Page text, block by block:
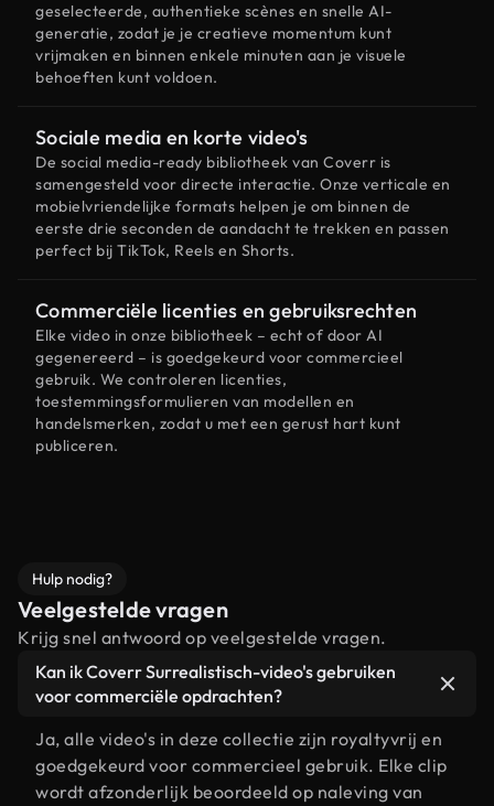
geselecteerde, authentieke scènes en snelle AI-
generatie, zodat je je creatieve momentum kunt
vrijmaken en binnen enkele minuten aan je visuele
behoeften kunt voldoen.
Sociale media en korte video's
De social media-ready bibliotheek van Coverr is
samengesteld voor directe interactie. Onze verticale en
mobielvriendelijke formats helpen je om binnen de
eerste drie seconden de aandacht te trekken en passen
perfect bij TikTok, Reels en Shorts.
Commerciële licenties en gebruiksrechten
Elke video in onze bibliotheek – echt of door AI
gegenereerd – is goedgekeurd voor commercieel
gebruik. We controleren licenties,
toestemmingsformulieren van modellen en
handelsmerken, zodat u met een gerust hart kunt
publiceren.
Hulp nodig?
Veelgestelde vragen
Krijg snel antwoord op veelgestelde vragen.
Kan ik Coverr Surrealistisch-video's gebruiken
voor commerciële opdrachten?
Ja, alle video's in deze collectie zijn royaltyvrij en
goedgekeurd voor commercieel gebruik. Elke clip
wordt afzonderlijk beoordeeld op naleving van